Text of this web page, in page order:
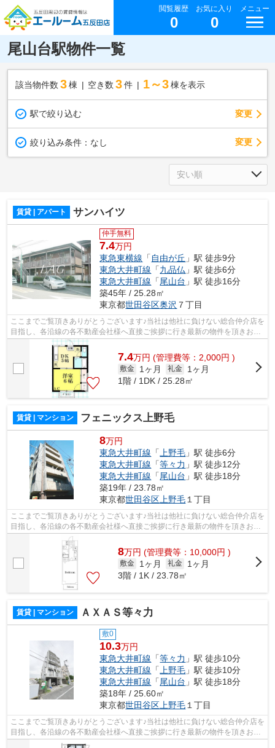
閲覧履歴
0
お気に入り
0
メニュー
尾山台駅物件一覧
該当物件数 3棟 空き数 3 件 1～3 棟を表示
駅で絞り込む 変更
絞り込み条件： なし 変更
賃貸 | アパート サンハイツ
仲手無料
7.4万円
東急東横線 「 自由が丘 」駅 徒歩9分
東急大井町線 「九品仏 」駅 徒歩6分
東急大井町線 「尾山台 」駅 徒歩16分
築45年 / 25.28㎡
東京都世田谷区奥沢 ７丁目
ここまでご覧頂きありがとうございます♪当社は他社に負けない総合仲介店を
目指し、各沿線の各不動産会社様へ直接ご挨拶に行き最新の物件を頂きお客
様へ提供しております！最新の情報は...
7.4万円 (管理費等：2,000円 )
敷金 1ヶ月 礼金
1ヶ月
1階 / 1DK / 25.28㎡
賃貸 | マンション フェニックス上野毛
8万円
東急大井町線 「 上野毛 」駅 徒歩6分
東急大井町線 「等々力 」駅 徒歩12分
東急大井町線 「尾山台 」駅 徒歩18分
築19年 / 23.78㎡
東京都世田谷区 上野毛 １丁目
ここまでご覧頂きありがとうございます♪当社は他社に負けない総合仲介店を
目指し、各沿線の各不動産会社様へ直接ご挨拶に行き最新の物件を頂きお客
様へ提供しております！最新の情報は...
8万円 (管理費等：10,000円 )
敷金 1ヶ月 礼金
1ヶ月
3階 / 1K / 23.78㎡
賃貸 | マンション ＡＸＡＳ等々力
敷0
10.3万円
東急大井町線 「等々力 」駅 徒歩10分
東急大井町線 「 上野毛 」駅 徒歩10分
東急大井町線 「尾山台 」駅 徒歩18分
築18年 / 25.60㎡
東京都世田谷区 上野毛 １丁目
ここまでご覧頂きありがとうございます♪当社は他社に負けない総合仲介店を
目指し、各沿線の各不動産会社様へ直接ご挨拶に行き最新の物件を頂きお客
様へ提供しております！最新の情報は...